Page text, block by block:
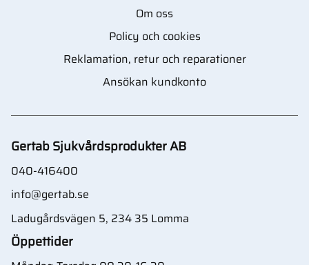
Om oss
Policy och cookies
Reklamation, retur och reparationer
Ansökan kundkonto
Gertab Sjukvårdsprodukter AB
040-416400
info@gertab.se
Ladugårdsvägen 5, 234 35 Lomma
Öppettider